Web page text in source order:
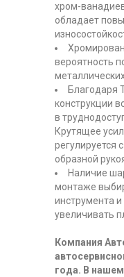
хром-
обладает
вероятность
Благодаря
конструкции
в
Крутящее
регулируется
образной
Наличие
монтаже
инструмента
увеличивать
Компания
года. В